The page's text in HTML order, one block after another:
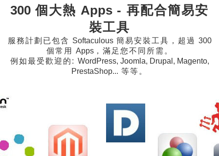
300 個大熱 Apps - 再配合簡易安
裝工具
服務計劃已包含 Softaculous簡易安裝工具，超過 300
個常用 Apps，滿足您不同所需。
例如最受歡迎的: WordPress, Joomla, Drupal, Magento,
PrestaShop... 等等。